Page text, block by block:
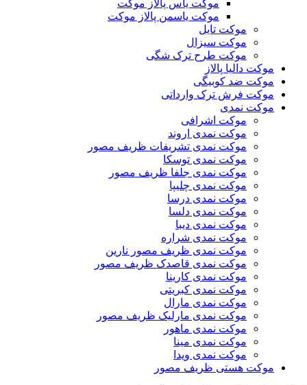
موکت یاس پالاز موکت
موکت یاسمن پالاز موکت
موکت تایل
موکت سیزال
موکت طرح ترک شگی
موکت دالیا پالاز
موکت ضد کوبیگی
موکت فرش ترک وارداتی
موکت نمدی
موکت اشرافی
موکت نمدی اروند
موکت نمدی تشریفات ظریف مصور
موکت نمدی توسکا
موکت نمدی جلفا ظریف مصور
موکت نمدی چلیپا
موکت نمدی درسا
موکت نمدی دلسا
موکت نمدی دیبا
موکت نمدی شراره
موکت نمدی ظریف مصور نارین
موکت نمدی قاصدک ظریف مصور
موکت نمدی کارینا
موکت نمدی کبریتی
موکت نمدی مارال
موکت نمدی مارلیک ظریف مصور
موکت نمدی ماهور
موکت نمدی مینا
موکت نمدی ویدا
موکت هستی ظریف مصور